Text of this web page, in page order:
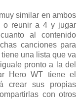
similar en ambos
o reunir a 4 y jugar
al contenido
canciones para
una lista que va
pronto a la del
Hero WT tiene el
crear sus propias
con otros